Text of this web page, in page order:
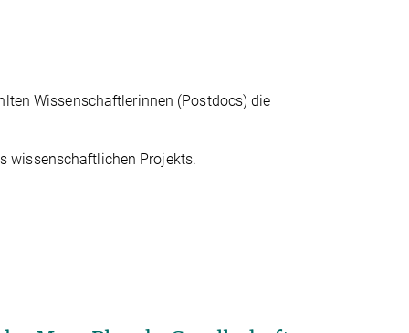
Wissenschaftlerinnen (Postdocs) die
wissenschaftlichen Projekts.